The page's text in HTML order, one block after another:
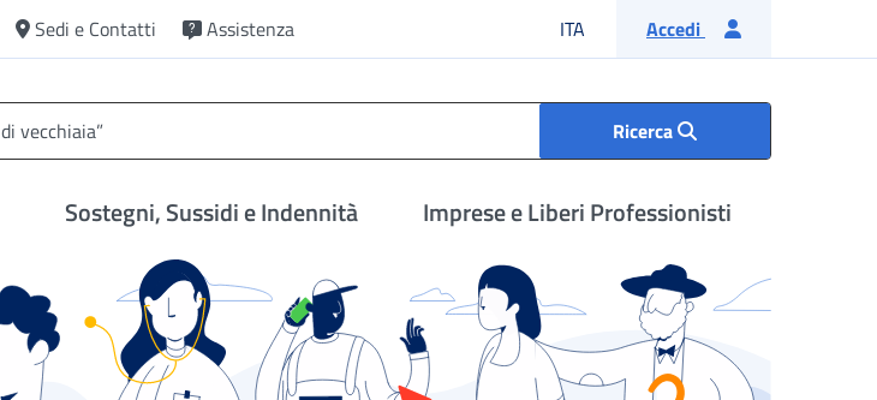
Sedi e Contatti Assistenza ITA Lingua italiana
Accedi
Ricerca
Sostegni, Sussidi e Indennità Imprese e Liberi Professionisti